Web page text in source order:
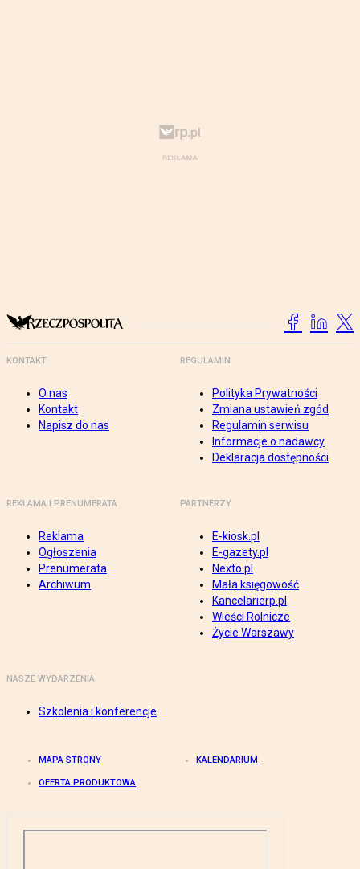
KONTAKT
O nas
Kontakt
Napisz do nas
REGULAMIN
Polityka Prywatności
Zmiana ustawień zgód
Regulamin serwisu
Informacje o nadawcy
Deklaracja dostępności
REKLAMA I PRENUMERATA
Reklama
Ogłoszenia
Prenumerata
Archiwum
PARTNERZY
E-kiosk.pl
E-gazety.pl
Nexto.pl
Mała księgowość
Kancelarierp.pl
Wieści Rolnicze
Życie Warszawy
NASZE WYDARZENIA
Szkolenia i konferencje
MAPA STRONY KALENDARIUM
OFERTA PRODUKTOWA